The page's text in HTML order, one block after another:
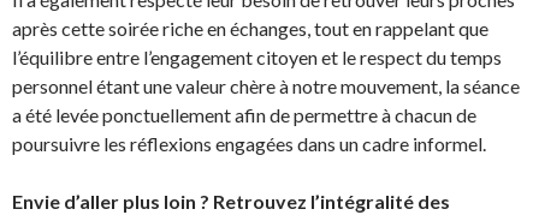
après cette soirée riche en échanges, tout en rappelant que
l’équilibre entre l’engagement citoyen et le respect du temps
personnel étant une valeur chère à notre mouvement, la séance
a été levée ponctuellement afin de permettre à chacun de
poursuivre les réflexions engagées dans un cadre informel.
Envie d’aller plus loin ? Retrouvez l’intégralité des